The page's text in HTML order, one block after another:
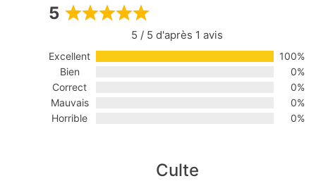
5
Rated
out
of
5
5 / 5 d'après 1 avis
Excellent
100%
Bien
0%
Correct
0%
Mauvais
0%
Horrible
0%
Culte